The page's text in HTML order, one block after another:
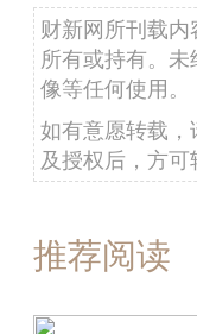
财新网所刊载
所有或持有。
像等任何使用。
如有意愿转载，
及授权后，方可
推荐阅读